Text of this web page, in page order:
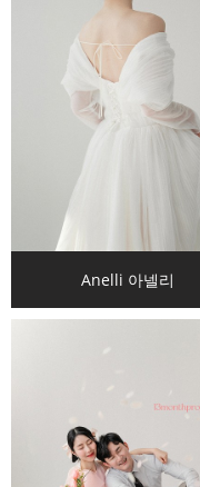
Anelli 아넬리